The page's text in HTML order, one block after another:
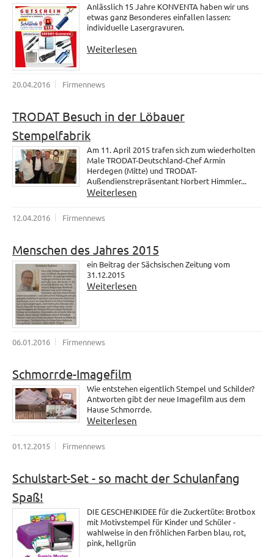
Anlässlich 15 Jahre KONVENTA haben wir uns
etwas ganz Besonderes einfallen lassen:
individuelle Lasergravuren.
Weiterlesen
20.04.2016 Firmennews
TRODAT Besuch in der Löbauer
Stempelfabrik
Am 11. April 2015 trafen sich zum wiederholten
Male TRODAT-Deutschland-Chef Armin
Herdegen (Mitte) und TRODAT-
Außendienstrepräsentant Norbert Himmler...
Weiterlesen
12.04.2016 Firmennews
Menschen des Jahres 2015
ein Beitrag der Sächsischen Zeitung vom
31.12.2015
Weiterlesen
06.01.2016 Firmennews
Schmorrde-Imagefilm
Wie entstehen eigentlich Stempel und Schilder?
Antworten gibt der neue Imagefilm aus dem
Hause Schmorrde.
Weiterlesen
01.12.2015 Firmennews
Schulstart-Set - so macht der Schulanfang
Spaß!
DIE GESCHENKIDEE für die Zuckertüte: Brotbox
mit Motivstempel für Kinder und Schüler -
wahlweise in den fröhlichen Farben blau, rot,
pink, hellgrün